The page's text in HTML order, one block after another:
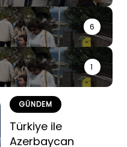
6
1
GÜNDEM
Türkiye ile
Azerbaycan